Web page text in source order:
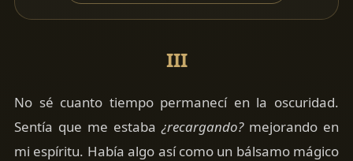
III
No sé cuanto tiempo permanecí en la oscuridad.
Sentía que me estaba¿recargando?mejorando en
mi espíritu. Había algo así como un bálsamo mágico